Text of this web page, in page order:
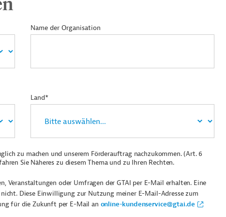
Name der Organisation
Land*
zu machen und unserem Förderauftrag nachzukommen. (Art. 6
Sie Näheres zu diesem Thema und zu Ihren Rechten.
Veranstaltungen oder Umfragen der GTAI per E-Mail erhalten. Eine
Diese Einwilligung zur Nutzung meiner E-Mail-Adresse zum
für die Zukunft per E-Mail an online-kundenservice@gtai.de